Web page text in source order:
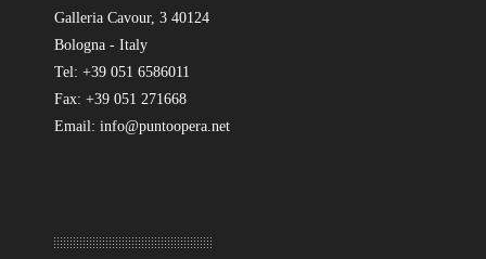
Galleria Cavour, 3 40124
Bologna - Italy
Tel: +39 051 6586011
Fax: +39 051 271668
Email: info@puntoopera.net